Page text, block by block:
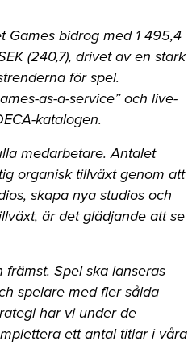
Games bidrog med 1 495,4
(240,7), drivet av en stark
för spel.
as-a-service” och live-
katalogen.
medarbetare. Antalet
organisk tillväxt genom att
skapa nya studios och
är det glädjande att se
Spel ska lanseras
spelare med fler sålda
har vi under de
ett antal titlar i våra